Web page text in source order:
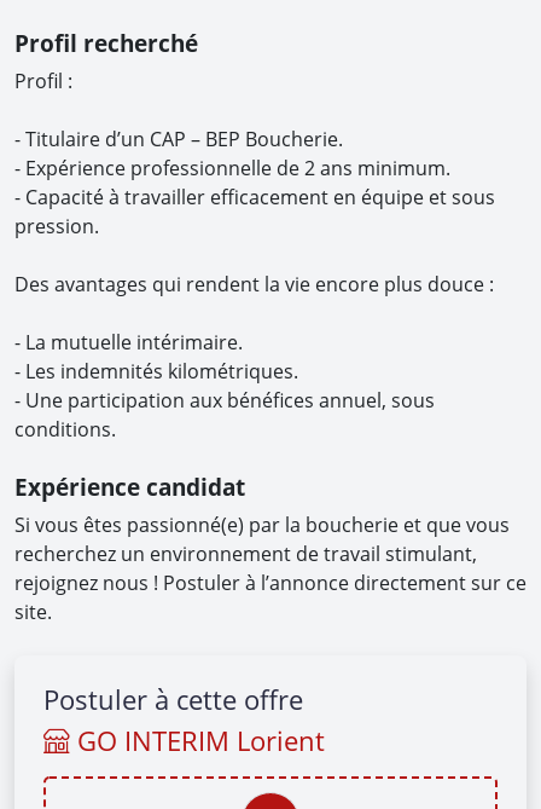
Profil recherché
Profil :
- Titulaire d’un CAP – BEP Boucherie.
- Expérience professionnelle de 2 ans minimum.
- Capacité à travailler efficacement en équipe et sous
pression.
Des avantages qui rendent la vie encore plus douce :
- La mutuelle intérimaire.
- Les indemnités kilométriques.
- Une participation aux bénéfices annuel, sous
conditions.
Expérience candidat
Si vous êtes passionné(e) par la boucherie et que vous
recherchez un environnement de travail stimulant,
rejoignez nous ! Postuler à l’annonce directement sur ce
site.
Postuler à cette offre
GO INTERIM Lorient